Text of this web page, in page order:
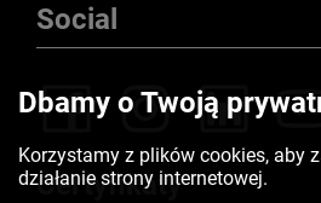
Social
Certyfikaty
Dbamy o Twoją
Korzystamy z plików cookies, aby
działanie strony internetowej.